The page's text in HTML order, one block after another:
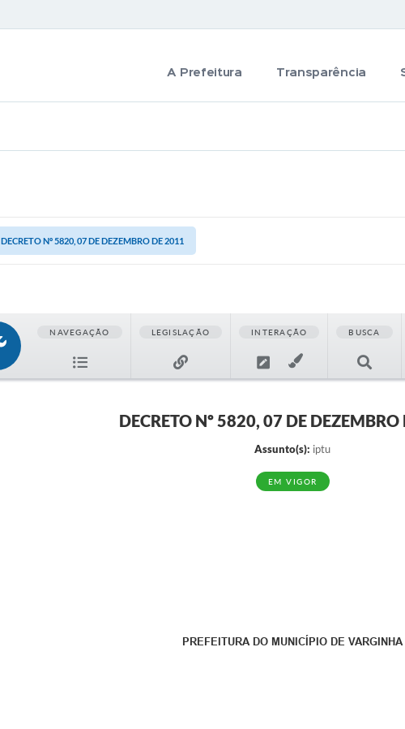
A Prefeitura Transparência
DECRETO Nº 5820, 07 DE DEZEMBRO DE 2011
NAVEGAÇÃO LEGISLAÇÃO INTERAÇÃO BUSCA
DECRETO Nº 5820, 07 DE
Assunto(s): iptu
EM VIGOR
PREFEITURA DO MUNICÍPIO DE VARGINHA